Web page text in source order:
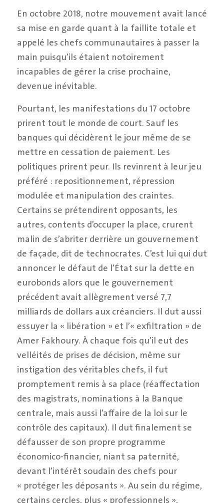
En octobre 2018, notre mouvement avait lancé
sa mise en garde quant à la faillite totale et
appelé les chefs communautaires à passer la
main puisqu’ils étaient notoirement
incapables de gérer la crise prochaine,
devenue inévitable.
Pourtant, les manifestations du 17 octobre
prirent tout le monde de court. Sauf les
banques qui décidèrent le jour même de se
mettre en cessation de paiement. Les
politiques prirent peur. Ils revinrent à leur jeu
préféré : repositionnement, répression
modulée et manipulation des craintes.
Certains se prétendirent opposants, les
autres, contents d’occuper la place, crurent
malin de s’abriter derrière un gouvernement
de façade, dit de technocrates. C’est lui qui dut
annoncer le défaut de l’État sur la dette en
eurobonds alors que le gouvernement
précédent avait allègrement versé 7,7
milliards de dollars aux créanciers. Il dut aussi
essuyer la « libération » et l’« exfiltration » de
Amer Fakhoury. À chaque fois qu’il eut des
velléités de prises de décision, même sur
instigation des véritables chefs, il fut
promptement remis à sa place (réaffectation
des magistrats, nominations à la Banque
centrale, mais aussi l’affaire de la loi sur le
contrôle des capitaux). Il dut finalement se
défausser de son propre programme
économico-financier, niant sa paternité,
devant l’intérêt soudain des chefs pour
« protéger les déposants ». Au sein du régime,
certains cercles, plus « professionnels »,